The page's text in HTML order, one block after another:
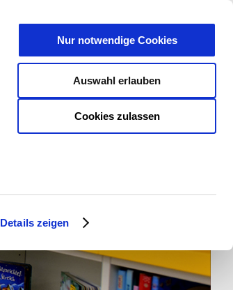
Details zeigen
Cookies zulassen
Auswahl erlauben
Nur notwendige Cookies
SCHRIFTGRÖßE: